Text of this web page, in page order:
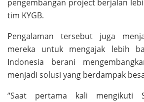
pengembangan project berjalan
tim KYGB.
Pengalaman tersebut juga
mereka untuk mengajak lebih
Indonesia berani
menjadi solusi yang berdampak
“Saat pertama kali mengikuti